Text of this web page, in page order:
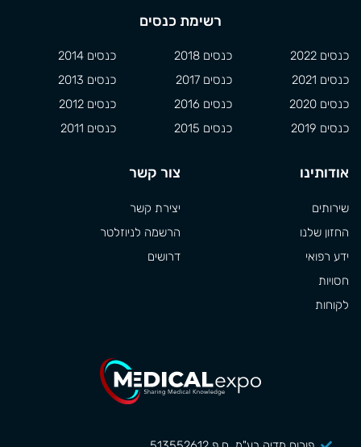
רשימת כנסים
כנסים 2022
כנסים 2021
כנסים 2020
כנסים 2019
כנסים 2018
כנסים 2017
כנסים 2016
כנסים 2015
כנסים 2014
כנסים 2013
כנסים 2012
כנסים 2011
אודותינו
שירותים
החזון שלנו
ידע רפואי
חסויות
לקוחות
צור קשר
יצירת קשר
הרשמה לניוזלטר
דרושים